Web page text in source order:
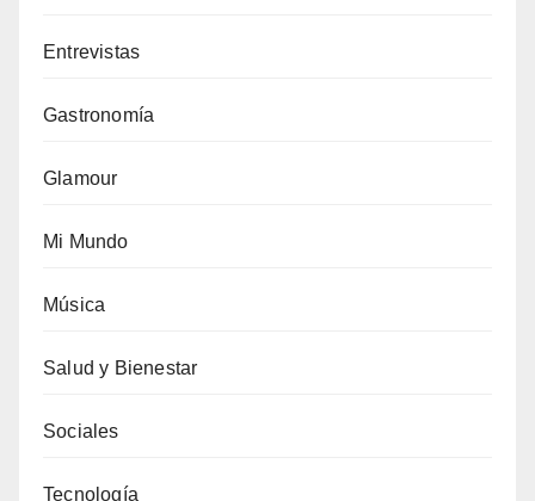
Entrevistas
Gastronomía
Glamour
Mi Mundo
Música
Salud y Bienestar
Sociales
Tecnología